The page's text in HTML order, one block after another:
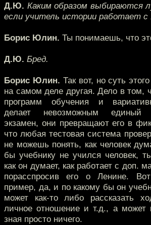
Д.Ю. Каким образом выбираются
если учитель истории работает с
Борис Юлин. Ты понимаешь, что
Д.Ю. Бред.
Борис Юлин. Так вот, но суть
на самом деле другая. Дело в том,
программ обучения и
делает невозможным единый
экзамен, они превращают его в
что любая тестовая система
не можешь понять, как человек
бы учебнику не учился человек,
как он думает, как работает с доп.
порасспросив его о Ленине.
пример, да, и по какому бы он
может как-то либо рассказать
личное отношение и т.д., а может
зная просто ничего.